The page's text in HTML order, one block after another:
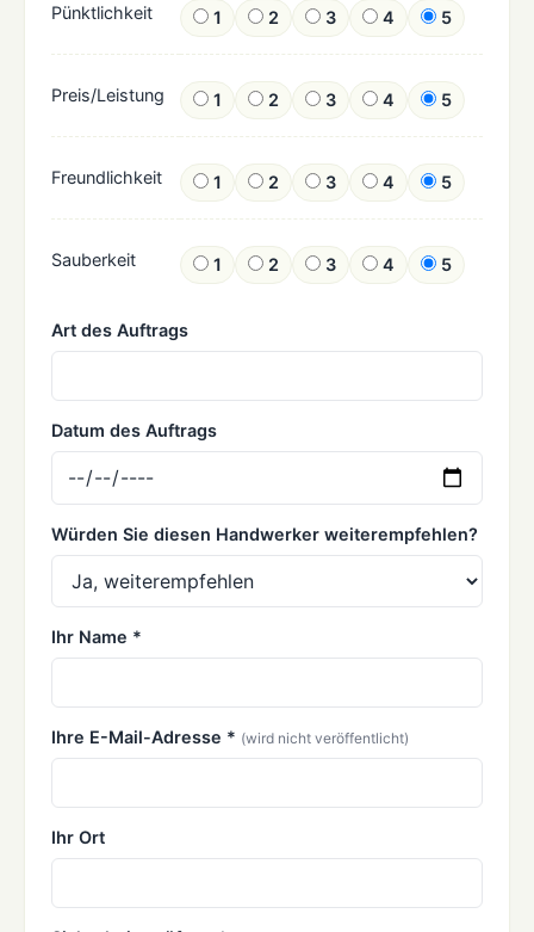
Pünktlichkeit 1 2 3 4 5
Preis/Leistung 1 2 3 4 5
Freundlichkeit 1 2 3 4 5
Sauberkeit 1 2 3 4 5
Art des Auftrags
Datum des Auftrags
Würden Sie diesen Handwerker weiterempfehlen?
Ihr Name *
Ihre E-Mail-Adresse * (wird nicht veröffentlicht)
Ihr Ort